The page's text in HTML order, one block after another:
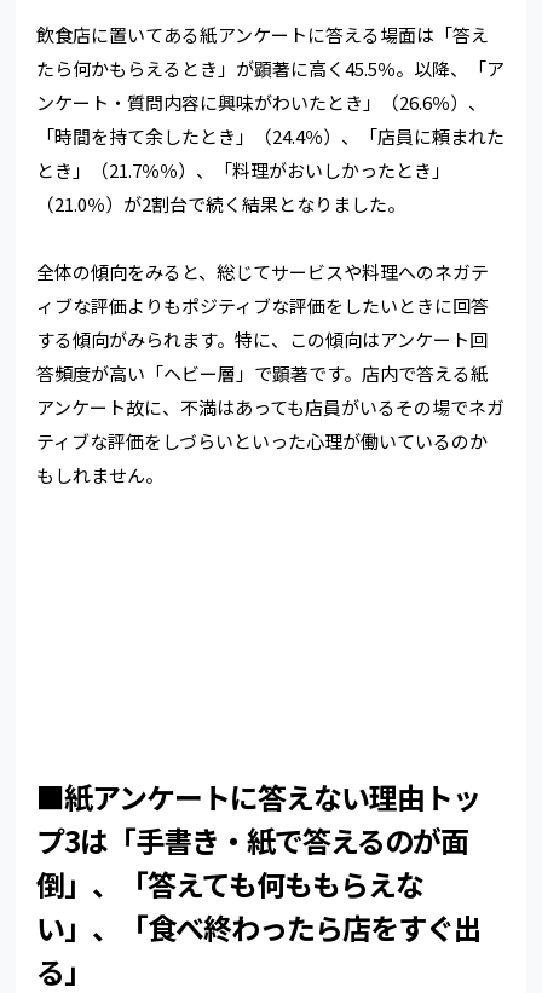
飲食店に置いてある紙アンケートに答える場面は「答え
たら何かもらえるとき」が顕著に高く45.5％。以降、「ア
ンケート・質問内容に興味がわいたとき」（26.6％）、
「時間を持て余したとき」（24.4％）、「店員に頼まれた
とき」（21.7％％）、「料理がおいしかったとき」
（21.0％）が2割台で続く結果となりました。
全体の傾向をみると、総じてサービスや料理へのネガテ
ィブな評価よりもポジティブな評価をしたいときに回答
する傾向がみられます。特に、この傾向はアンケート回
答頻度が高い「ヘビー層」で顕著です。店内で答える紙
アンケート故に、不満はあっても店員がいるその場でネガ
ティブな評価をしづらいといった心理が働いているのか
もしれません。
■紙アンケートに答えない理由トッ
プ3は「手書き・紙で答えるのが面
倒」、「答えても何ももらえな
い」、「食べ終わったら店をすぐ出
る」